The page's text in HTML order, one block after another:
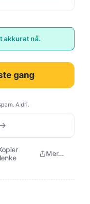
akkurat nå.
gang
Aldri.
lenke
Mer...